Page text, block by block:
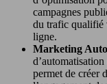
campagnes
du trafic qualifié
ligne.
Marketing
permet de créer